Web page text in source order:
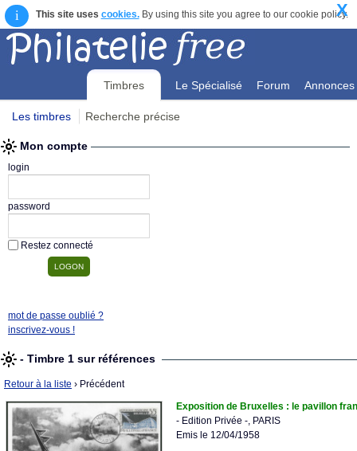
i This site uses cookies.By using this site you agree to our cookie policy.
X
Timbres Le Spécialisé Forum Annonces
Les timbres Recherche précise
Mon compte
login
password
Restez connecté
mot de passe oublié ?
inscrivez-vous !
- Timbre 1 sur références
Retour à la liste › Précédent
Exposition de Bruxelles : le pavillon
- Edition Privée -, PARIS
Emis le 12/04/1958